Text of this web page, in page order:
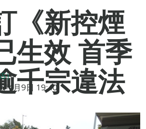
《新控煙
生效 首季
千宗違法
）
4月9日 19:40